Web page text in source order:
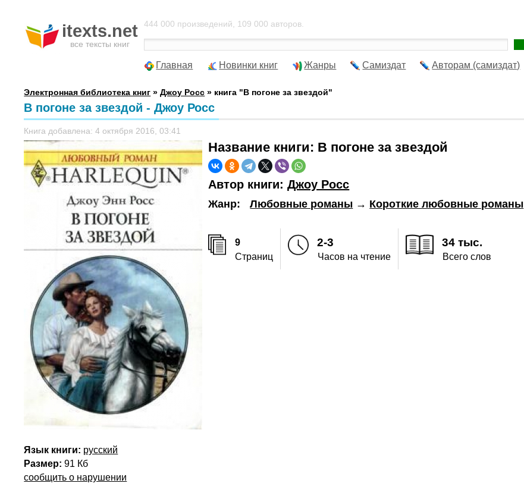
itexts.net
все тексты книг
444 000 произведений, 109 000 авторов.
Главная Новинки книг Жанры Самиздат Авторам (самиздат)
Электронная библиотека книг »Джоу Росс » книга "В погоне за звездой"
В погоне за звездой - Джоу Росс
Книга добавлена: 4 октября 2016, 03:41
Название книги: В погоне за звездой
Автор книги:Джоу Росс
Жанр: Любовные романы → Короткие любовные романы
9
Страниц
2-3
Часов на чтение
34 тыс.
Всего слов
Язык книги: русский
Размер: 91 Кб
сообщить о нарушении